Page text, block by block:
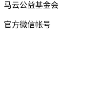
马云公益基金会
官方微信帐号